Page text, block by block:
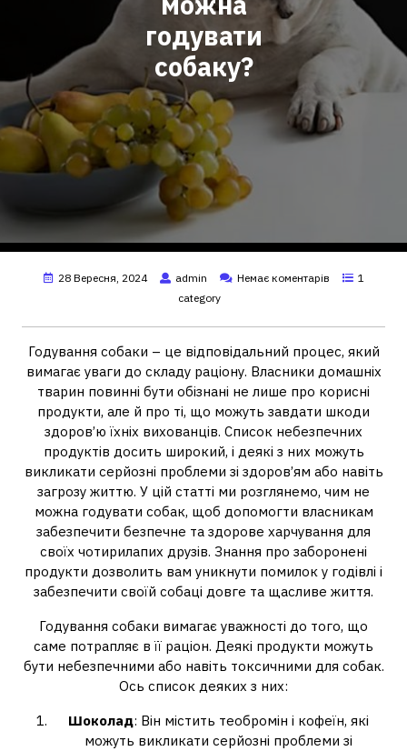
годувати
собаку?
28 Вересня, 2024 admin Немає коментарів
1
category
Годування собаки – це відповідальний процес, який
вимагає уваги до складу раціону. Власники домашніх
тварин повинні бути обізнані не лише про корисні
продукти, але й про ті, що можуть завдати шкоди
здоров’ю їхніх вихованців. Список небезпечних
продуктів досить широкий, і деякі з них можуть
викликати серйозні проблеми зі здоров’ям або навіть
загрозу життю. У цій статті ми розглянемо, чим не
можна годувати собак, щоб допомогти власникам
забезпечити безпечне та здорове харчування для
своїх чотирилапих друзів. Знання про заборонені
продукти дозволить вам уникнути помилок у годівлі і
забезпечити своїй собаці довге та щасливе життя.
Годування собаки вимагає уважності до того, що
саме потрапляє в її раціон. Деякі продукти можуть
бути небезпечними або навіть токсичними для собак.
Ось список деяких з них:
Шоколад: Він містить теобромін і кофеїн, які
можуть викликати серйозні проблеми зі